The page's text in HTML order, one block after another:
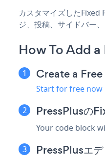
カスタマイズした
ジ、投稿、サイドバー
How To Add
Create a
Start for free now
PressPlusの
Your code block
PressPlusエ